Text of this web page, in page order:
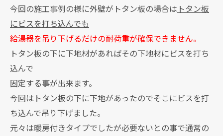
今回の施工事例の様に外壁がトタン板の場合は トタン板
にビスを打ち込んでも
給湯器を吊り下げるだけの耐荷重が確保できません。
トタン板の下に下地材があればその下地材にビスを打ち
込んで
固定する事が出来ます。
今回はトタン板の下に下地があったのでそこにビスを打
ち込んで吊り下げました。
元々は暖房付きタイプでしたが必要ないとの事で通常の